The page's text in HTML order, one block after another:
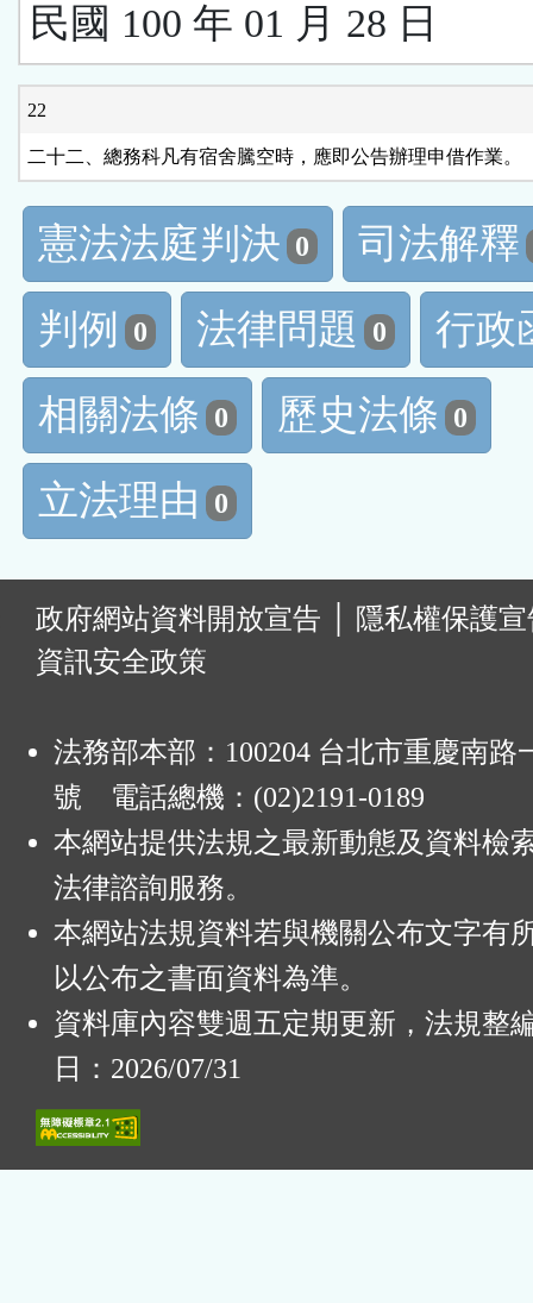
民國 100 年 01 月 28 日
22
二十二、總務科凡有宿舍騰空時，應即公告辦理申借作業。
憲法法庭判決 0
司法解釋
判例
0 法律問題 0
行政
相關法條 0 歷史法條 0
立法理由 0
政府網站資料開放宣告
隱私權保護
資訊安全政策
法務部本部：100204 台北市重慶南路
號 電話總機：(02)2191-0189
本網站提供法規之最新動態及資料檢
法律諮詢服務。
本網站法規資料若與機關公布文字有
以公布之書面資料為準。
資料庫內容雙週五定期更新，法規整
日：2026/07/31